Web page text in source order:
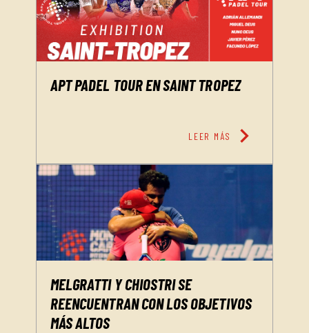
APT PADEL TOUR EN SAINT TROPEZ
LEER MÁS chevron_right
MELGRATTI Y CHIOSTRI SE
REENCUENTRAN CON LOS OBJETIVOS
MÁS ALTOS